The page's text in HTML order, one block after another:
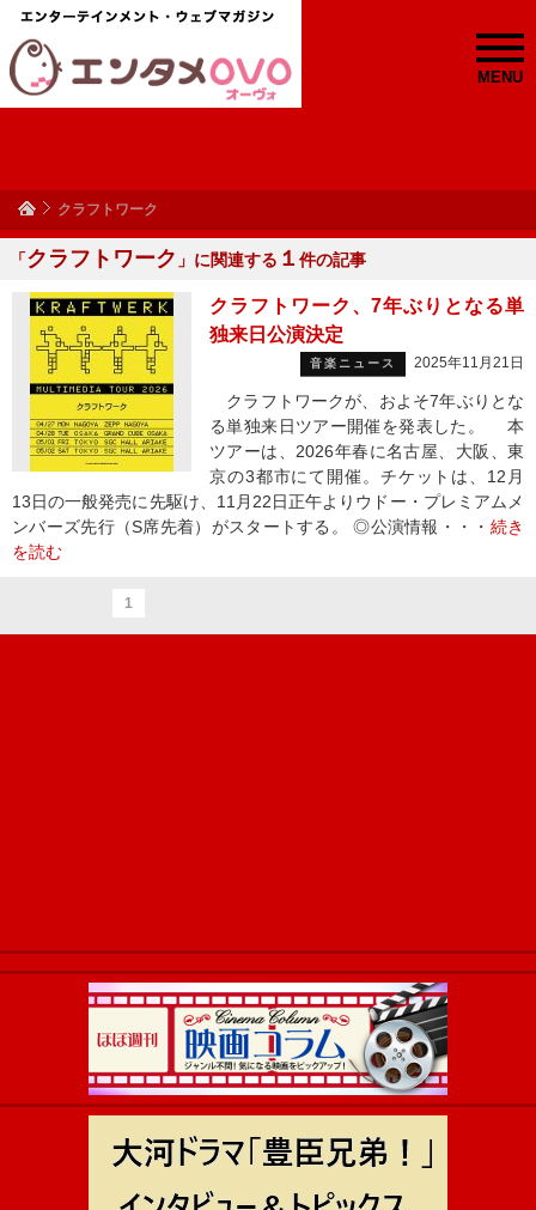
MENU
クラフトワーク
「クラフトワーク 」に関連する １ 件の記事
クラフトワーク、7年ぶりとなる単
独来日公演決定
音楽ニュース 2025年11月21日
クラフトワークが、およそ7年ぶりとな
る単独来日ツアー開催を発表した。 本
ツアーは、2026年春に名古屋、大阪、東
京の3都市にて開催。チケットは、12月
13日の一般発売に先駆け、11月22日正午よりウドー・プレミアムメ
ンバーズ先行（S席先着）がスタートする。 ◎公演情報・・・ 続き
を読む
1